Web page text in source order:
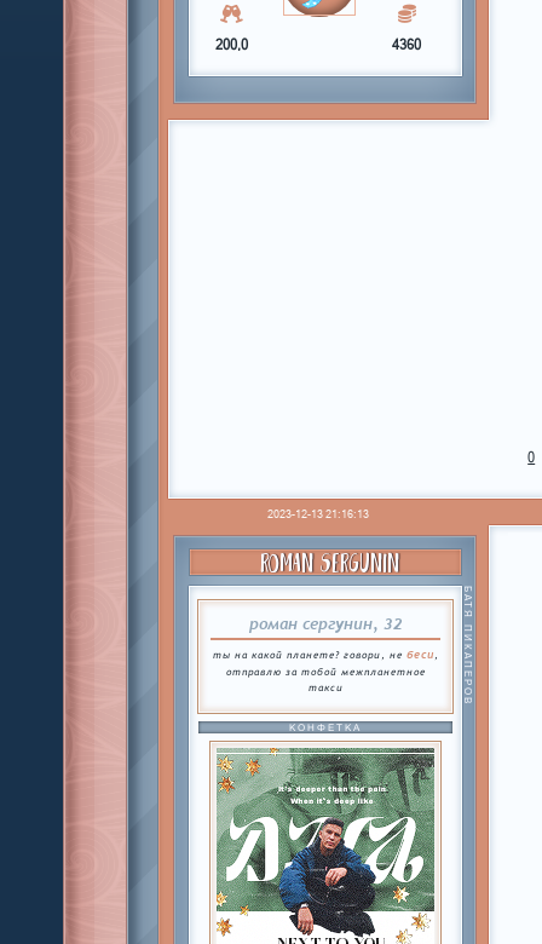
200,0 4360
0
2023-12-13 21:16:13
ROMAN SERGUNIN
роман сергунин, 32
ты на какой планете? говори, не беси,
отправлю за тобой межпланетное
такси
БАТЯ ПИКАПЕРОВ
КОНФЕТКА